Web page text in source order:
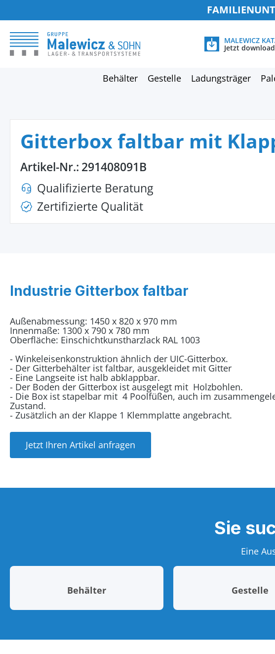
MALEWICZ
Jetzt
Behälter Gestelle Ladungsträger
Gitterbox faltbar mit
Artikel-Nr.: 291408091B
Qualifizierte Beratung
Zertifizierte Qualität
Industrie Gitterbox faltbar
Außenabmessung: 1450 x 820 x 970 mm
Innenmaße: 1300 x 790 x 780 mm
Oberfläche: Einschichtkunstharzlack RAL 1003
- Winkeleisenkonstruktion ähnlich der UIC-Gitterbox.
- Der Gitterbehälter ist faltbar, ausgekleidet mit Gitter
- Eine Langseite ist halb abklappbar.
- Der Boden der Gitterbox ist ausgelegt mit Holzbohlen.
- Die Box ist stapelbar mit 4 Poolfüßen, auch im
Zustand.
- Zusätzlich an der Klappe 1 Klemmplatte angebracht.
Jetzt Ihren Artikel anfragen
Sie
Eine
Behälter Gestelle